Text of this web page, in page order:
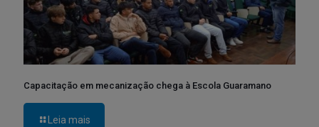
Capacitação em mecanização chega à Escola Guaramano
Leia mais